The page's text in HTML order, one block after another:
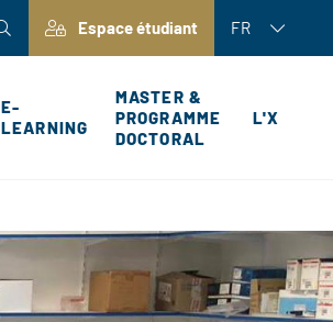
Espace étudiant FR
E-
LEARNING
MASTER &
PROGRAMME
DOCTORAL
L'X